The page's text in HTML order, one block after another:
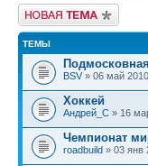
Новая тема
ТЕМЫ
BSV » 06 май
Хоккей
Андрей_С » 16
Чемпионат
roadbuild » 03 янв